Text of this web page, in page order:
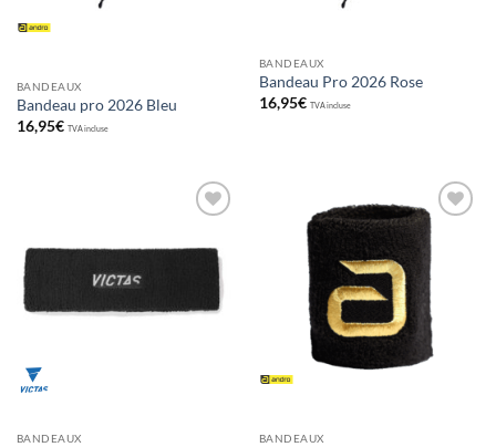
BANDEAUX
Bandeau pro 2026 Bleu
16,95€ TVA incluse
BANDEAUX
Bandeau Pro 2026 Rose
16,95€ TVA incluse
aux
souhaits
BANDEAUX
Ajouter
souhaits
BANDEAUX